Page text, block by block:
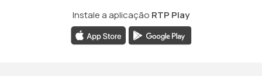
Instale a aplicação RTP Play